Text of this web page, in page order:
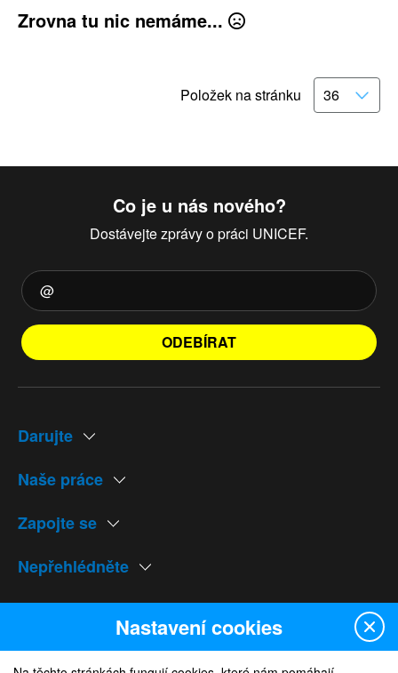
Zrovna tu nic nemáme...
Položek na stránku
Co je u nás nového?
Dostávejte zprávy o práci UNICEF.
ODEBÍRAT
Darujte
Naše práce
Zapojte se
Nepřehlédněte
Naše weby
Nastavení cookies